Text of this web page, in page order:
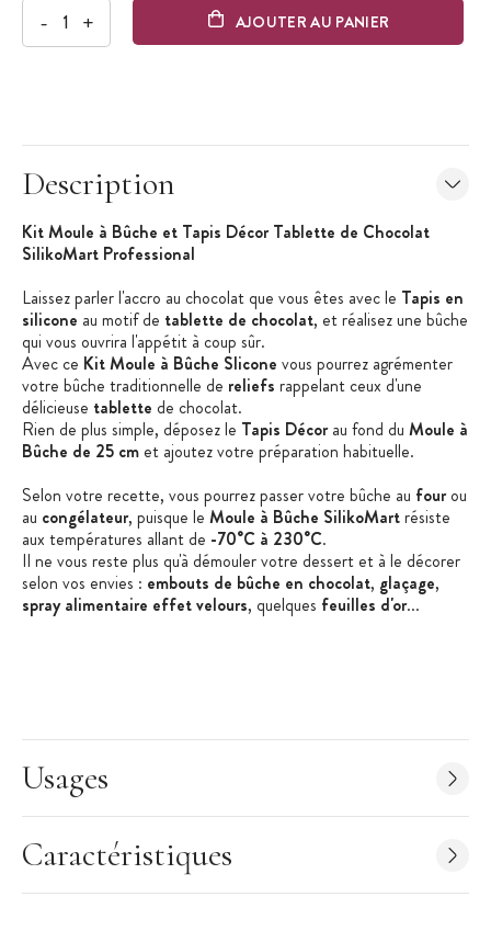
- + AJOUTER AU PANIER
Description
Kit Moule à Bûche et Tapis Décor Tablette de Chocolat
SilikoMart Professional
Laissez parler l'accro au chocolat que vous êtes avec le Tapis en
silicone au motif de tablette de chocolat, et réalisez une bûche
qui vous ouvrira l'appétit à coup sûr.
Avec ce Kit Moule à Bûche Slicone vous pourrez agrémenter
votre bûche traditionnelle de reliefs rappelant ceux d'une
délicieuse tablette de chocolat.
Rien de plus simple, déposez le Tapis Décorau fond du Moule à
Bûche de 25 cm et ajoutez votre préparation habituelle.
Selon votre recette, vous pourrez passer votre bûche au fourou
au congélateur, puisque le Moule à Bûche SilikoMartrésiste
aux températures allant de -70°C à 230°C.
Il ne vous reste plus qu'à démouler votre dessert et à le décorer
selon vos envies : embouts de bûche en chocolat, glaçage,
spray alimentaire effetvelours, quelques feuilles d'or...
Résiste aux températures comprises entre -70°C et +
Utilisation au four, réfrigérateur, cellule de
refroidissement, congélateur
Moule en Silicone et Tapis Décor conçus pour une
utilisation fréquente
Moule à Bûche utilisable avec les autres Tapis
Usages
Caractéristiques